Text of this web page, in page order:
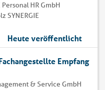
Personal HR GmbH
SYNERGIE
Heute veröffentlicht
Empfang
& Service GmbH